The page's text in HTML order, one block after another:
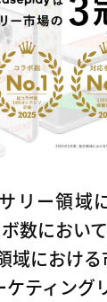
リー領域
数におい
域におけ
ティング